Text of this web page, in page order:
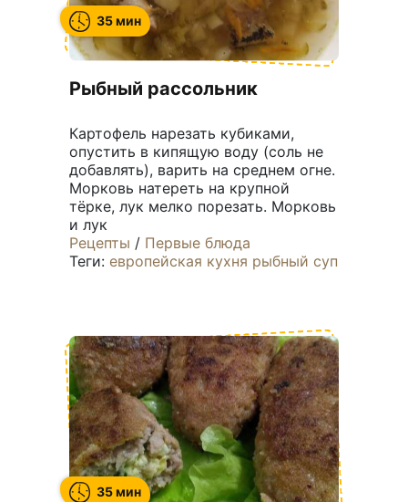
35 мин
Рыбный рассольник
Картофель нарезать кубиками,
опустить в кипящую воду (соль не
добавлять), варить на среднем огне.
Морковь натереть на крупной
тёрке, лук мелко порезать. Морковь
и лук
Рецепты / Первые блюда
Теги: европейская кухня рыбный суп
35 мин